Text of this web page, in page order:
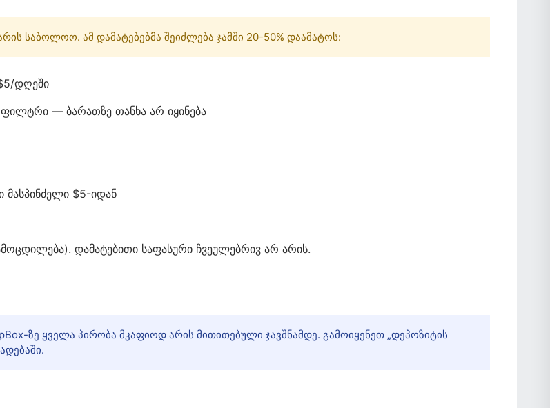
საბოლოო. ამ დამატებებმა შეიძლება ჯამში 20-50% დაამატოს:
დღეში
ფილტრი — ბარათზე თანხა არ იყინება
მასპინძელი $5-იდან
დამატებითი საფასური ჩვეულებრივ არ არის.
ზე ყველა პირობა მკაფიოდ არის მითითებული ჯავშნამდე. გამოიყენეთ „დეპოზიტის